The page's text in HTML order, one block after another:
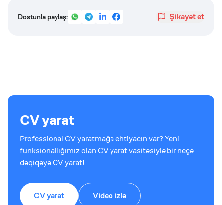
Dostunla paylaş: Şikayət et
CV yarat
Professional CV yaratmağa ehtiyacın var? Yeni
funksionallığımız olan CV yarat vasitəsiylə bir neçə
dəqiqəyə CV yarat!
CV yarat Video izlə